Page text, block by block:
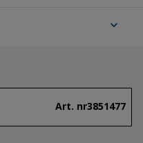
expand_more
Art. nr3851477